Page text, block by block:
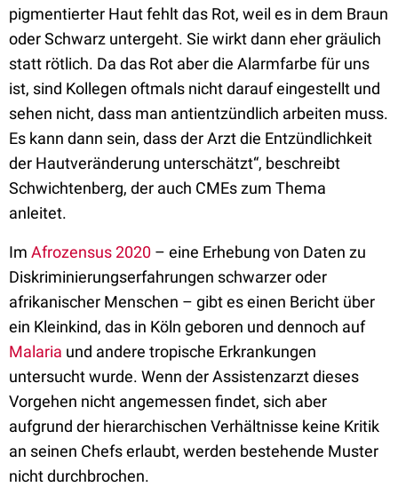
pigmentierter Haut fehlt das Rot, weil es in dem Braun
oder Schwarz untergeht. Sie wirkt dann eher gräulich
statt rötlich. Da das Rot aber die Alarmfarbe für uns
ist, sind Kollegen oftmals nicht darauf eingestellt und
sehen nicht, dass man antientzündlich arbeiten muss.
Es kann dann sein, dass der Arzt die Entzündlichkeit
der Hautveränderung unterschätzt“, beschreibt
Schwichtenberg, der auch CMEs zum Thema
anleitet.
Im Afrozensus 2020 – eine Erhebung von Daten zu
Diskriminierungserfahrungen schwarzer oder
afrikanischer Menschen – gibt es einen Bericht über
ein Kleinkind, das in Köln geboren und dennoch auf
Malaria und andere tropische Erkrankungen
untersucht wurde. Wenn der Assistenzarzt dieses
Vorgehen nicht angemessen findet, sich aber
aufgrund der hierarchischen Verhältnisse keine Kritik
an seinen Chefs erlaubt, werden bestehende Muster
nicht durchbrochen.